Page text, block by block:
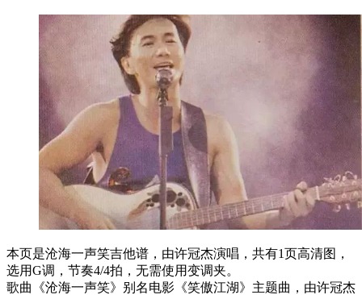
本页是沧海一声笑吉他谱，由许冠杰演唱，共有1页高清图，
选用G调，节奏4/4拍，无需使用变调夹。
歌曲《沧海一声笑》别名电影《笑傲江湖》主题曲，由许冠杰